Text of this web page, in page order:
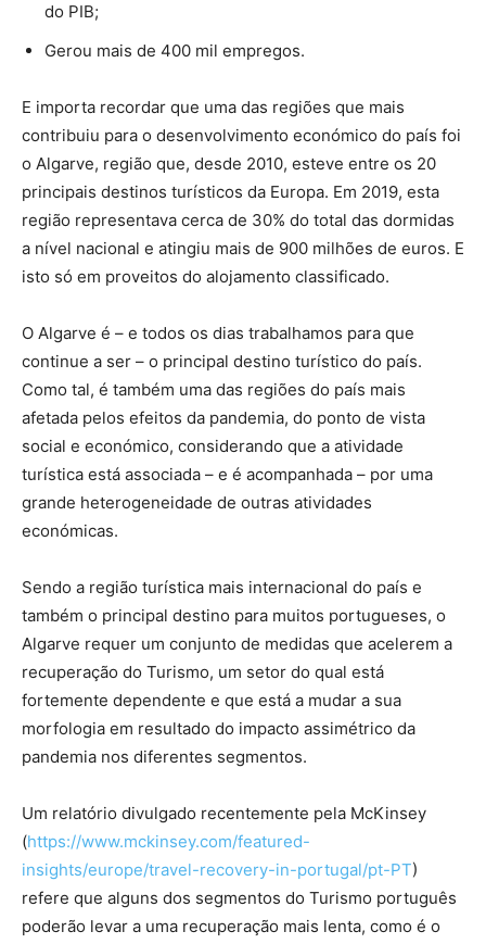
do PIB;
Gerou mais de 400 mil empregos.
E importa recordar que uma das regiões que mais
contribuiu para o desenvolvimento económico do país foi
o Algarve, região que, desde 2010, esteve entre os 20
principais destinos turísticos da Europa. Em 2019, esta
região representava cerca de 30% do total das dormidas
a nível nacional e atingiu mais de 900 milhões de euros. E
isto só em proveitos do alojamento classificado.
O Algarve é – e todos os dias trabalhamos para que
continue a ser – o principal destino turístico do país.
Como tal, é também uma das regiões do país mais
afetada pelos efeitos da pandemia, do ponto de vista
social e económico, considerando que a atividade
turística está associada – e é acompanhada – por uma
grande heterogeneidade de outras atividades
económicas.
Sendo a região turística mais internacional do país e
também o principal destino para muitos portugueses, o
Algarve requer um conjunto de medidas que acelerem a
recuperação do Turismo, um setor do qual está
fortemente dependente e que está a mudar a sua
morfologia em resultado do impacto assimétrico da
pandemia nos diferentes segmentos.
Um relatório divulgado recentemente pela McKinsey
(https://www.mckinsey.com/featured-
insights/europe/travel-recovery-in-portugal/pt-PT)
refere que alguns dos segmentos do Turismo português
poderão levar a uma recuperação mais lenta, como é o